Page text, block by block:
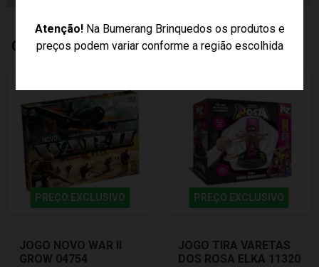
Atenção!Na Bumerang Brinquedos os produtos e
preços podem variar conforme a região escolhida
Quem Comprou, Também Levou
PREÇO EXCLUSIVO
JOGO NOVO WAR II
GROW 04754
PREÇO EXCLUSIVO
JOGO TIRA VARETAS
DOS ROSA ELKA 11320